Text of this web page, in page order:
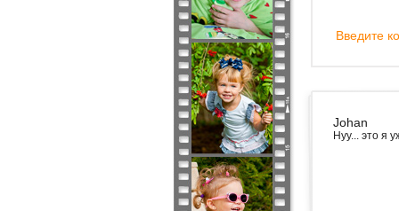
Введите
Johan
Нуу... это я